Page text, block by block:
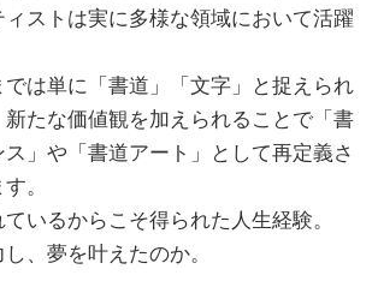
ィストは実に多様な領域において活躍
は単に「書道」「文字」と捉えられ
たな価値観を加えられることで「書
」や「書道アート」として再定義さ
。
いるからこそ得られた人生経験。
、夢を叶えたのか。